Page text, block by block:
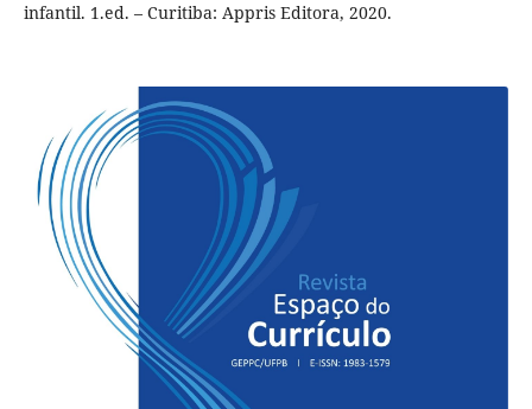
infantil. 1.ed. – Curitiba: Appris Editora, 2020.